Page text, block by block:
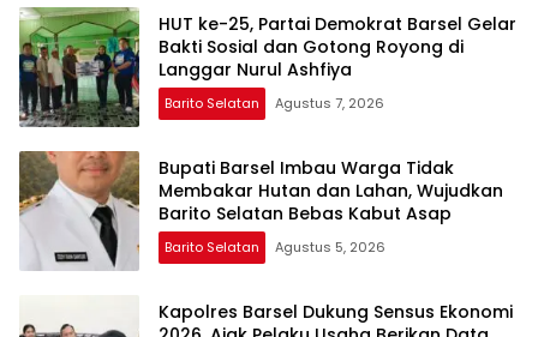
HUT ke-25, Partai Demokrat Barsel Gelar
Bakti Sosial dan Gotong Royong di
Langgar Nurul Ashfiya
Barito Selatan Agustus 7, 2026
Bupati Barsel Imbau Warga Tidak
Membakar Hutan dan Lahan, Wujudkan
Barito Selatan Bebas Kabut Asap
Barito Selatan Agustus 5, 2026
Kapolres Barsel Dukung Sensus Ekonomi